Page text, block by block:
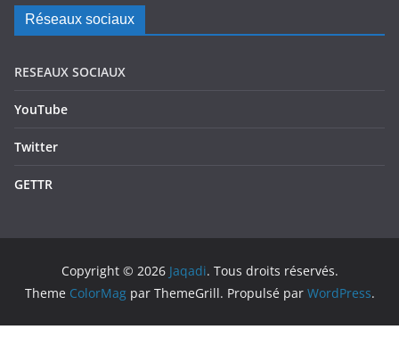
Réseaux sociaux
RESEAUX SOCIAUX
YouTube
Twitter
GETTR
Copyright © 2026 Jaqadi. Tous droits réservés.
Theme ColorMagpar ThemeGrill. Propulsé par WordPress.